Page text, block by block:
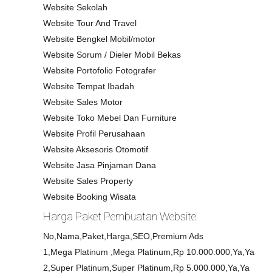
Website Sekolah
Website Tour And Travel
Website Bengkel Mobil/motor
Website Sorum / Dieler Mobil Bekas
Website Portofolio Fotografer
Website Tempat Ibadah
Website Sales Motor
Website Toko Mebel Dan Furniture
Website Profil Perusahaan
Website Aksesoris Otomotif
Website Jasa Pinjaman Dana
Website Sales Property
Website Booking Wisata
Harga Paket Pembuatan Website
No,Nama,Paket,Harga,SEO,Premium Ads
1,Mega Platinum ,Mega Platinum,Rp 10.000.000,Ya,Ya
2,Super Platinum,Super Platinum,Rp 5.000.000,Ya,Ya